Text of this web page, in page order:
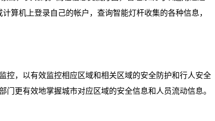
算机上登录自己的帐户，查询智能灯杆收集的各种信息，
控，以有效监控相应区域和相关区域的安全防护和行人安全
更有效地掌握城市对应区域的安全信息和人员流动信息。